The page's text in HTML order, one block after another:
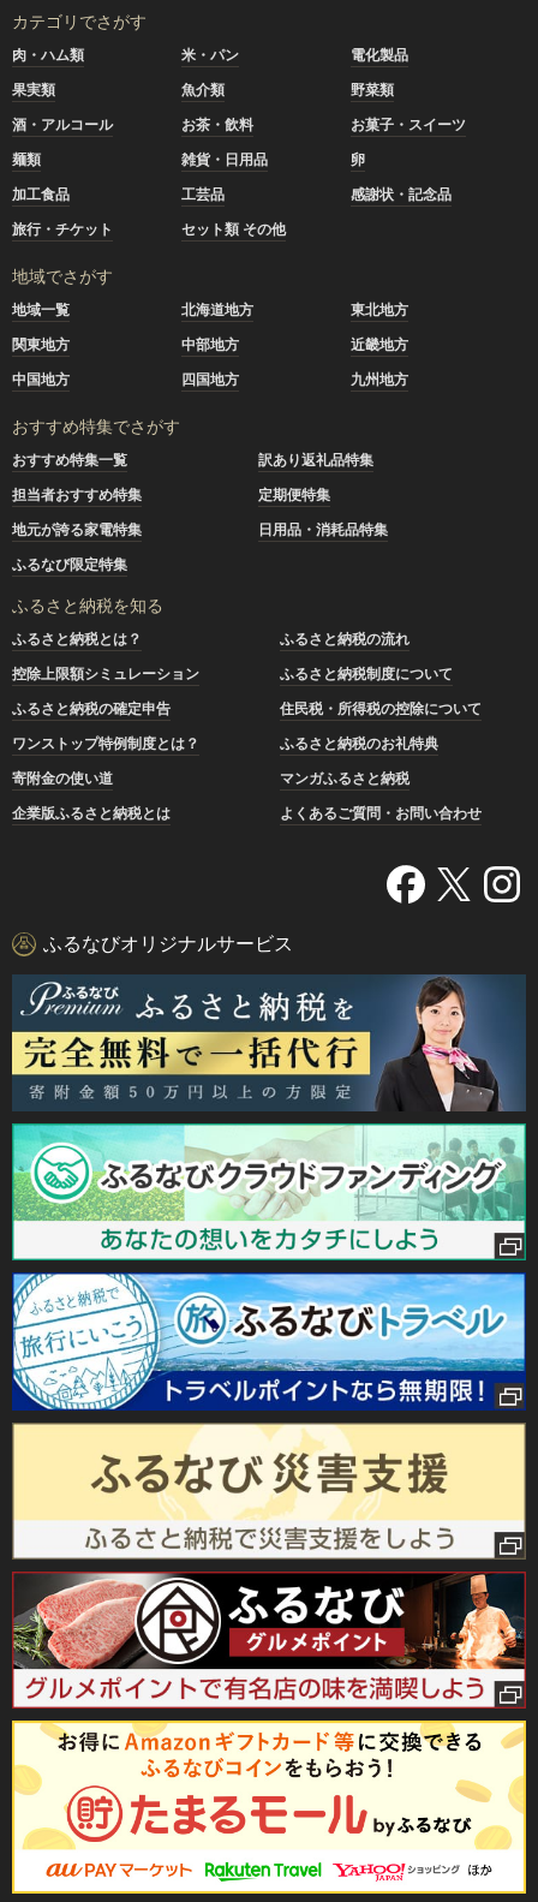
カテゴリでさがす
肉・ハム類 米・パン
電化製品
果実類
魚介類
野菜類
酒・アルコール
お茶・飲料
お菓子・スイーツ
麺類
雑貨・日用品
卵
加工食品
工芸品
感謝状・記念品
旅行・チケット
セット類 その他
地域でさがす
地域一覧 北海道地方
東北地方
関東地方
中部地方
近畿地方
中国地方
四国地方 九州地方
おすすめ特集でさがす
おすすめ特集一覧
訳あり返礼品特集
担当者おすすめ特集
定期便特集
地元が誇る家電特集
日用品・消耗品特集
ふるなび限定特集
ふるさと納税を知る
ふるさと納税とは？
ふるさと納税の流れ
控除上限額シミュレーション
ふるさと納税制度について
ふるさと納税の確定申告
住民税・所得税の控除について
ワンストップ特例制度とは？
ふるさと納税のお礼特典
寄附金の使い道
マンガふるさと納税
企業版ふるさと納税とは
よくあるご質問・お問い合わせ
ふるなびオリジナルサービス